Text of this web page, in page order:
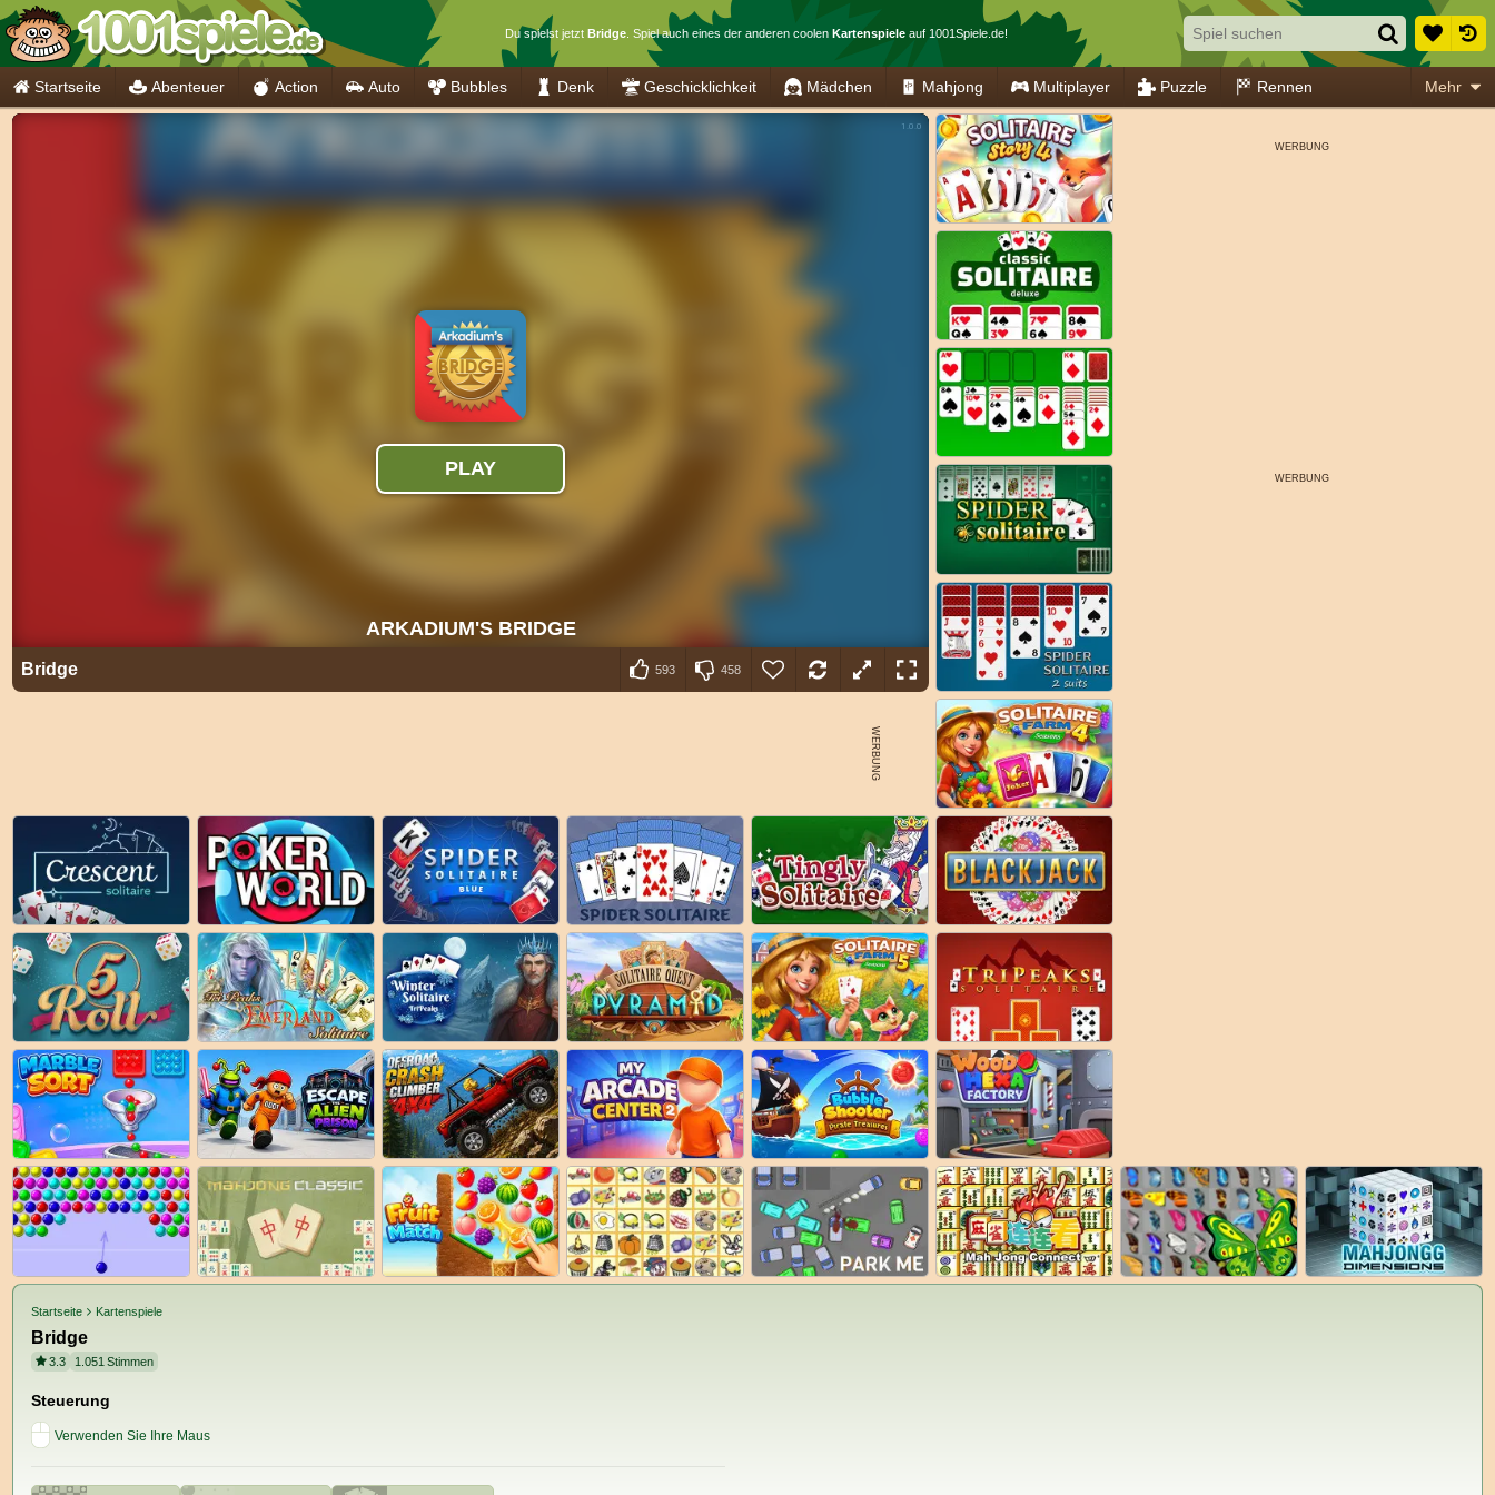
Du spielst jetzt Bridge. Spiel auch eines der anderen coolen Kartenspieleauf 1001Spiele.de!
Startseite Abenteuer Action Auto Bubbles Denk Geschicklichkeit Mädchen Mahjong Multiplayer Puzzle Rennen Mehr
Bridge 593 458
Startseite Kartenspiele
Bridge
3.3 1.051 Stimmen
Steuerung
Verwenden Sie Ihre Maus